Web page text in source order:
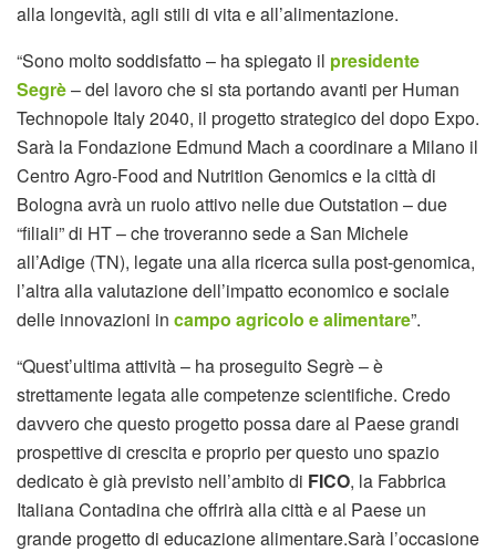
alla longevità, agli stili di vita e all’alimentazione.
“Sono molto soddisfatto – ha spiegato il presidente
Segrè– del lavoro che si sta portando avanti per Human
Technopole Italy 2040, il progetto strategico del dopo Expo.
Sarà la Fondazione Edmund Mach a coordinare a Milano il
Centro Agro-Food and Nutrition Genomics e la città di
Bologna avrà un ruolo attivo nelle due Outstation – due
“filiali” di HT – che troveranno sede a San Michele
all’Adige (TN), legate una alla ricerca sulla post-genomica,
l’altra alla valutazione dell’impatto economico e sociale
delle innovazioni in campo agricolo e alimentare”.
“Quest’ultima attività – ha proseguito Segrè – è
strettamente legata alle competenze scientifiche. Credo
davvero che questo progetto possa dare al Paese grandi
prospettive di crescita e proprio per questo uno spazio
dedicato è già previsto nell’ambito di FICO, la Fabbrica
Italiana Contadina che offrirà alla città e al Paese un
grande progetto di educazione alimentare.Sarà l’occasione